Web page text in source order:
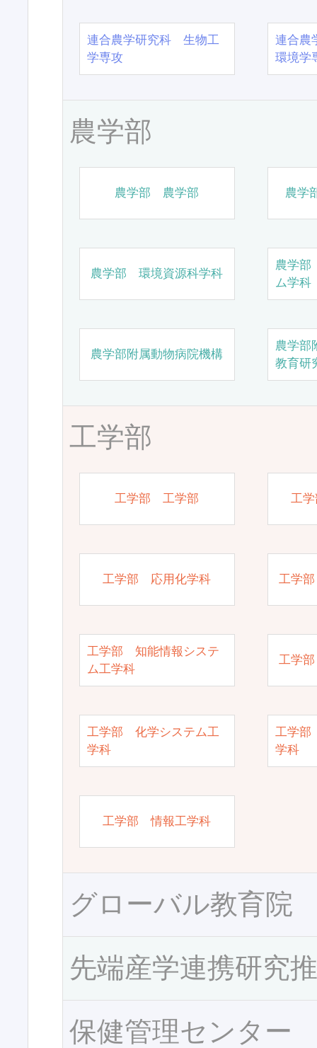
連合農学研究科 生物工
学専攻
連合農
環境学
農学部
農学部 農学部 農学
農学部 環境資源科学科
農学
ム学科
農学部附属動物病院機構
農学部
教育研
工学部
工学部 工学部 工
工学部 応用化学科 工学
工学部 知能情報システ
ム工学科
工学
工学部 化学システム工
学科
工学部
学科
工学部 情報工学科
グローバル教育院
先端産学連携研究
保健管理センター